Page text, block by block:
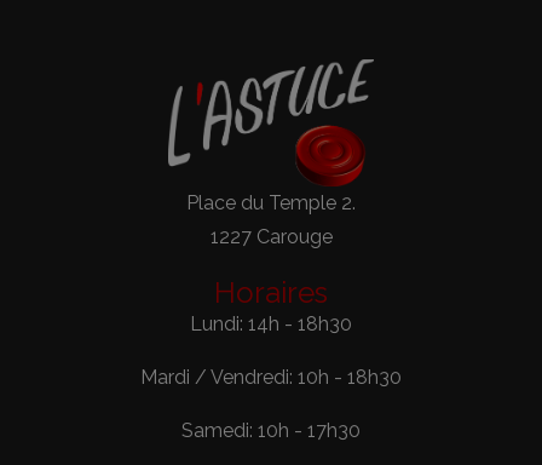
Place du Temple 2.
1227 Carouge
Horaires
Lundi: 14h - 18h30
Mardi / Vendredi: 10h - 18h30
Samedi: 10h - 17h30